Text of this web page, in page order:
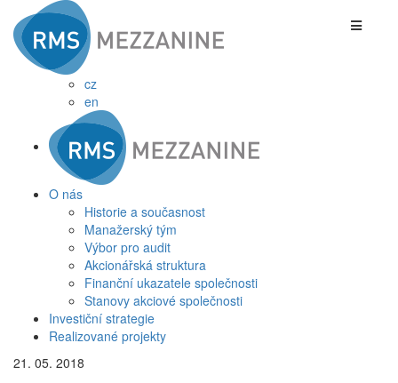
cz
en
O nás
Historie a současnost
Manažerský tým
Výbor pro audit
Akcionářská struktura
Finanční ukazatele společnosti
Stanovy akciové společnosti
Investiční strategie
Realizované projekty
21. 05. 2018